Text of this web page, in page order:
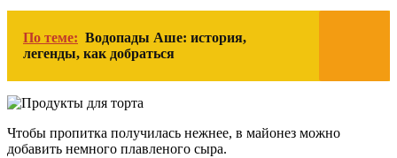
По теме: Водопады Аше: история,
легенды, как добраться
Чтобы пропитка получилась нежнее, в майонез можно
добавить немного плавленого сыра.